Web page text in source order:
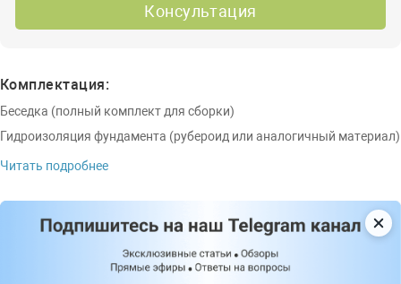
Консультация
Комплектация:
Беседка (полный комплект для сборки)
Гидроизоляция фундамента (рубероид или аналогичный материал)
Читать подробнее